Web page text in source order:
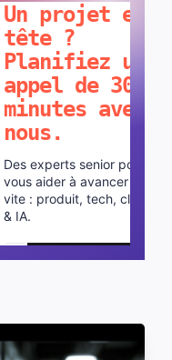
Un projet en
tête ?
Planifiez un
appel de 30
minutes avec
nous.
Des experts senior pour
vous aider à avancer plus
vite : produit, tech, cloud
& IA.
Planifier un appel